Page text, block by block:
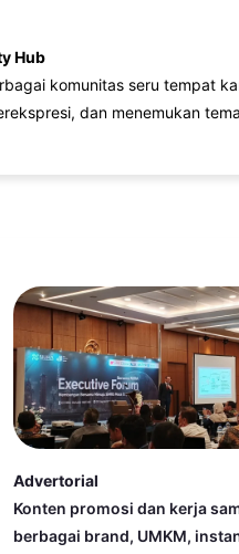
Hub
komunitas seru tempat
dan menemukan
Advertorial
Konten promosi dan kerja
berbagai brand, UMKM,